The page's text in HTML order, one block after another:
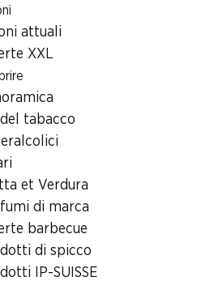
attuali
XXL
tabacco
et Verdura
di marca
barbecue
di spicco
IP-SUISSE
79, 5430 Wettingen
Wettingen